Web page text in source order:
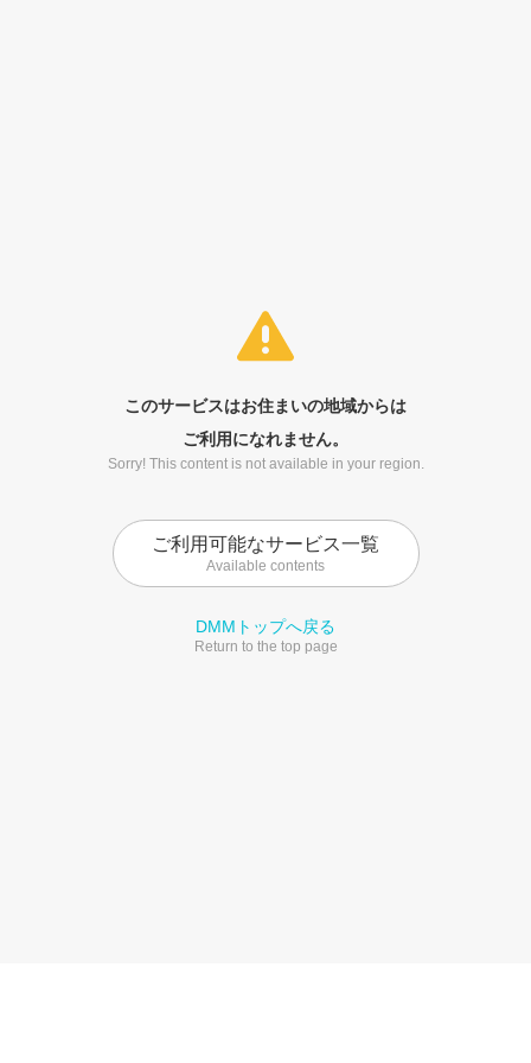
このサービスはお住まいの地域からは
ご利用になれません。
Sorry! This content is not available in your region.
ご利用可能なサービス一覧
Available contents
DMMトップへ戻る
Return to the top page